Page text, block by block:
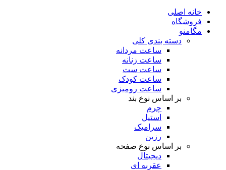
خانه اصلی
فروشگاه
مگامنو
دسته بندی کلی
ساعت مردانه
ساعت زنانه
ساعت ست
ساعت کودک
ساعت رومیزی
بر اساس نوع بند
چرم
استیل
سرامیک
رزین
بر اساس نوع صفحه
دیجیتال
عقربه ای